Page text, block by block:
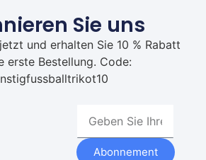
Sie uns
und erhalten Sie 10 % Rabatt
erste Bestellung. Code:
Abonnement